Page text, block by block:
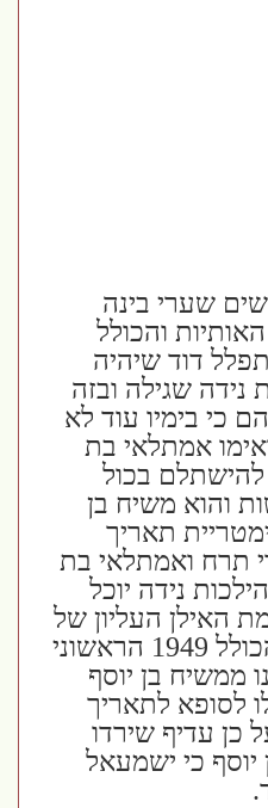
שערי בינה
האותיות והכולל
דוד שיהיה
שגילה ובזה
כי בימיו עוד לא
אמתלאי בת
בכול
והוא משיח בן
תאריך
תרח ואמתלאי בת
נידה יוכל
העליון של
הילכות נידה, - ובלי הכולל 1949 הראשוני
בן יוסף
לסופא לתאריך
1948 על כן עדיף שירדו
כי ישמעאל